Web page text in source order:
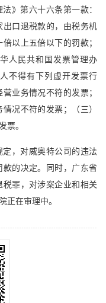
》第六十六条第一款：
口退税款的，由税务机
以上五倍以下的罚款；
人民共和国发票管理办
不得有下列虚开发票行
业务情况不符的发票；
况不符的发票；（三）
票。
，对威奥特公司的违法
的决定。同时，广东省
罪，对涉案企业和相关
正在审理中。